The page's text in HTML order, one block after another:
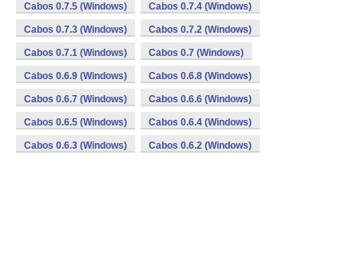
Cabos 0.7.5 (Windows) Cabos 0.7.4 (Windows)
Cabos 0.7.3 (Windows) Cabos 0.7.2 (Windows)
Cabos 0.7.1 (Windows) Cabos 0.7 (Windows)
Cabos 0.6.9 (Windows) Cabos 0.6.8 (Windows)
Cabos 0.6.7 (Windows) Cabos 0.6.6 (Windows)
Cabos 0.6.5 (Windows) Cabos 0.6.4 (Windows)
Cabos 0.6.3 (Windows) Cabos 0.6.2 (Windows)